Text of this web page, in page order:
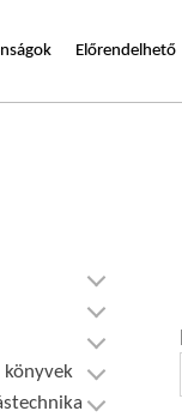
Előrendelhető
könyvek